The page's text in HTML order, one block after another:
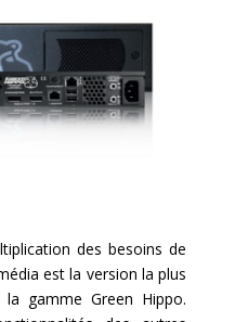
des besoins de
est la version la plus
gamme Green Hippo.